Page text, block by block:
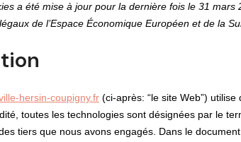
a été mise à jour pour la dernière fois le 31 mars
de l’Espace Économique Européen et de la
hersin-coupigny.fr (ci-après: “le site Web”)
toutes les technologies sont désignées par le
tiers que nous avons engagés. Dans le